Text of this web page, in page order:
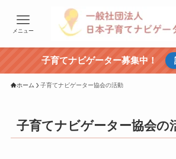
メニュー
子育てナビゲーター募集中！
ホーム 子育てナビゲーター協会の活動
子育てナビゲーター協会の